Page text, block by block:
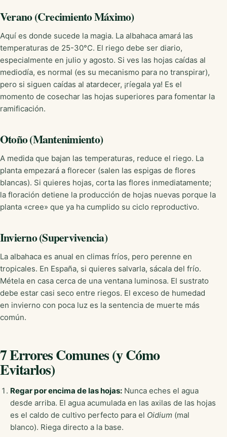
Verano (Crecimiento Máximo)
Aquí es donde sucede la magia. La albahaca amará las
temperaturas de 25-30°C. El riego debe ser diario,
especialmente en julio y agosto. Si ves las hojas caídas al
mediodía, es normal (es su mecanismo para no transpirar),
pero si siguen caídas al atardecer, ¡ríegala ya! Es el
momento de cosechar las hojas superiores para fomentar la
ramificación.
Otoño (Mantenimiento)
A medida que bajan las temperaturas, reduce el riego. La
planta empezará a florecer (salen las espigas de flores
blancas). Si quieres hojas, corta las flores inmediatamente;
la floración detiene la producción de hojas nuevas porque la
planta «cree» que ya ha cumplido su ciclo reproductivo.
Invierno (Supervivencia)
La albahaca es anual en climas fríos, pero perenne en
tropicales. En España, si quieres salvarla, sácala del frío.
Métela en casa cerca de una ventana luminosa. El sustrato
debe estar casi seco entre riegos. El exceso de humedad
en invierno con poca luz es la sentencia de muerte más
común.
7 Errores Comunes (y Cómo
Evitarlos)
Regar por encima de las hojas:Nunca eches el agua
desde arriba. El agua acumulada en las axilas de las hojas
es el caldo de cultivo perfecto para el Oidium(mal
blanco). Riega directo a la base.